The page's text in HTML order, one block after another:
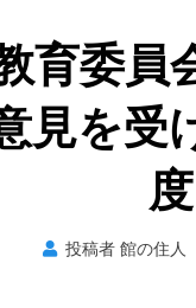
育委員
見を受
投稿者 館の住人